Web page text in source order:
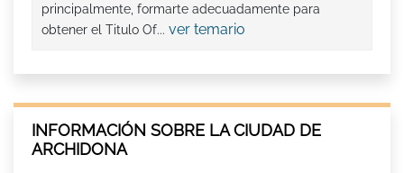
principalmente, formarte adecuadamente para
obtener el Titulo Of... ver temario
INFORMACIÓN SOBRE LA CIUDAD DE
ARCHIDONA